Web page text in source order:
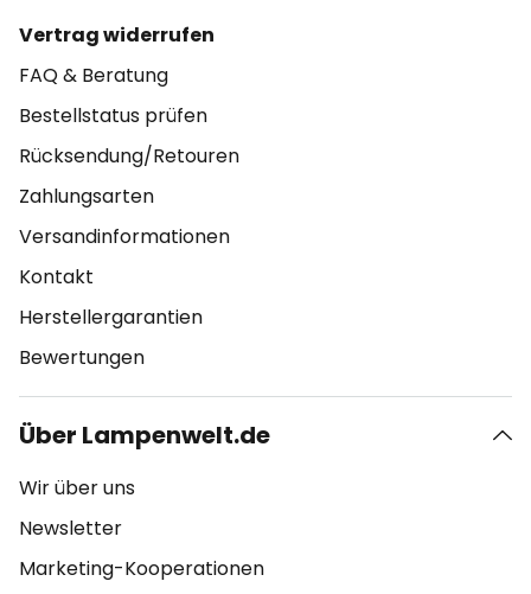
Vertrag widerrufen
FAQ & Beratung
Bestellstatus prüfen
Rücksendung/Retouren
Zahlungsarten
Versandinformationen
Kontakt
Herstellergarantien
Bewertungen
Über Lampenwelt.de
Wir über uns
Newsletter
Marketing-Kooperationen